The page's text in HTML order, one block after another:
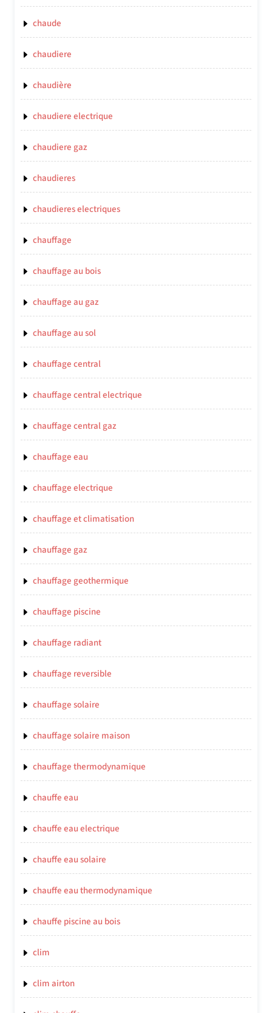
chaude
chaudiere
chaudière
chaudiere electrique
chaudiere gaz
chaudieres
chaudieres electriques
chauffage
chauffage au bois
chauffage au gaz
chauffage au sol
chauffage central
chauffage central electrique
chauffage central gaz
chauffage eau
chauffage electrique
chauffage et climatisation
chauffage gaz
chauffage geothermique
chauffage piscine
chauffage radiant
chauffage reversible
chauffage solaire
chauffage solaire maison
chauffage thermodynamique
chauffe eau
chauffe eau electrique
chauffe eau solaire
chauffe eau thermodynamique
chauffe piscine au bois
clim
clim airton